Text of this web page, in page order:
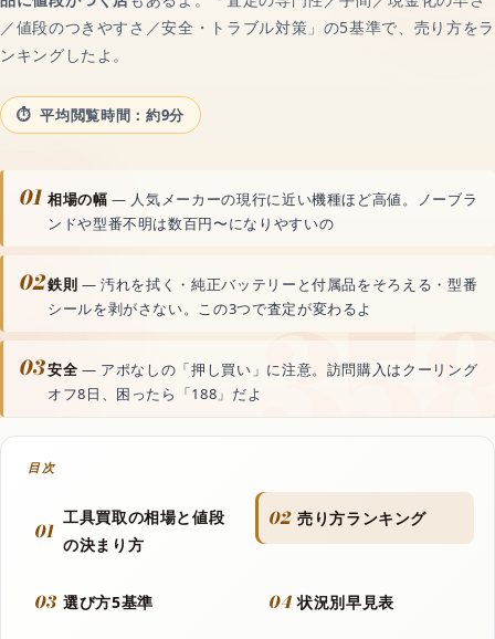
音声読み上げAI
音楽生成AI
動画
／値段のつきやすさ／安全・トラブル対策」の5基準で、売り方をラ
ンキングしたよ。
平均閲覧時間：約9分
01 相場の幅 — 人気メーカーの現行に近い機種ほど高値。ノーブラ
ンドや型番不明は数百円〜になりやすいの
02鉄則 — 汚れを拭く・純正バッテリーと付属品をそろえる・型番
シールを剥がさない。この3つで査定が変わるよ
03安全 — アポなしの「押し買い」に注意。訪問購入はクーリング
オフ8日、困ったら「188」だよ
目次
01
工具買取の相場と値段
の決まり方
02 売り方ランキング
03 選び方5基準 04 状況別早見表